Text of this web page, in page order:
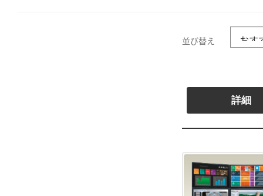
並び替え
詳細